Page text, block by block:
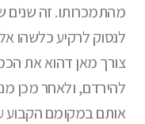
מהתמכרותו. זה שנים
לנסוק לרקיע כלשהו
צורך מאן דהוא את
להירדם, ולאחר מכן
אותם במקומם הקבוע